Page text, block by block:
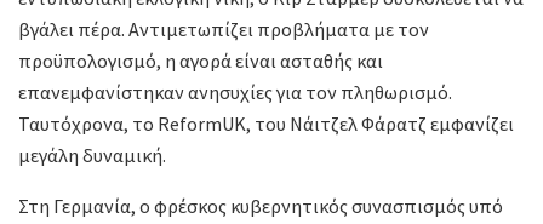
βγάλει πέρα. Αντιμετωπίζει προβλήματα με τον
προϋπολογισμό, η αγορά είναι ασταθής και
επανεμφανίστηκαν ανησυχίες για τον πληθωρισμό.
Ταυτόχρονα, το ReformUΚ, του Νάιτζελ Φάρατζ εμφανίζει
μεγάλη δυναμική.
Στη Γερμανία, ο φρέσκος κυβερνητικός συνασπισμός υπό